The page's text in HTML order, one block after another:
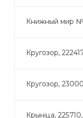
Книжный мир
Кругозор,
Кругозор,
Крынiца,